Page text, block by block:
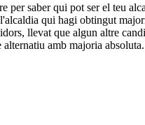
per saber qui pot ser el teu
qui hagi obtingut
llevat que algun altre
amb majoria